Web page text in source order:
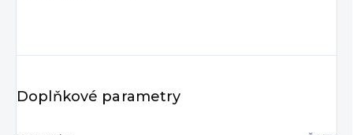
Doplňkové parametry